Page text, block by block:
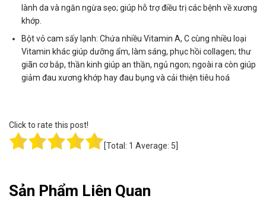
lành da và ngăn ngừa sẹo; giúp hỗ trợ điều trị các bệnh về xương
khớp.
Bột vỏ cam sấy lạnh: Chứa nhiều Vitamin A, C cùng nhiều loại
Vitamin khác giúp dưỡng ẩm, làm sáng, phục hồi collagen; thư
giãn cơ bắp, thần kinh giúp an thần, ngủ ngon; ngoài ra còn giúp
giảm đau xương khớp hay đau bụng và cải thiện tiêu hoá
Click to rate this post!
[Total: 1 Average: 5
Sản Phẩm Liên Quan